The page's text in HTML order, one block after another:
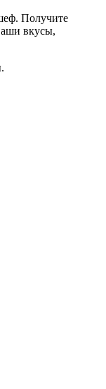
Получите
вкусы,